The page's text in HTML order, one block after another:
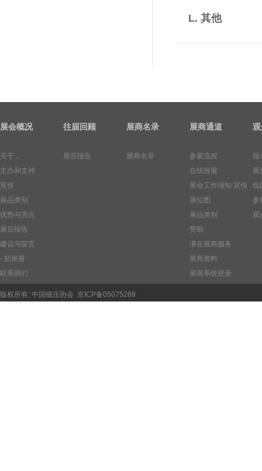
L. 其他
展会概况
关于...
主办和支持
宣传
展品类别
优势与亮点
展后报告
建议与留言
- 招展册
联系我们
往届回顾
展后报告
展商名录
展商名录
展商通道
参展流程
在线报展
展会工作须知 宣传
展位图
展品类别
赞助
潜在展商服务
展商资料
展商系统登录
报
展
组
参
观
版权所有: 中国锻压协会 京ICP备05075268